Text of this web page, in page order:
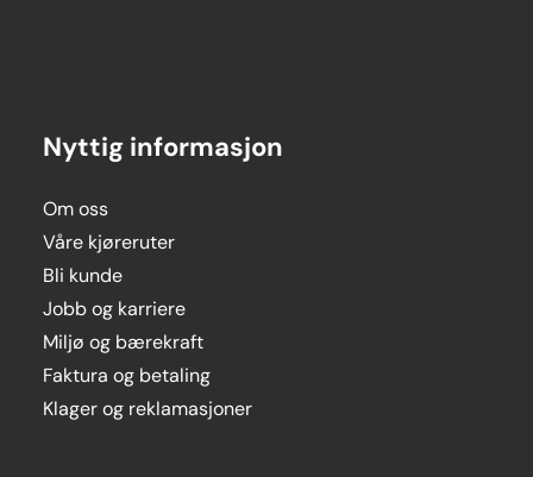
Nyttig informasjon
Om oss
Våre kjøreruter
Bli kunde
Jobb og karriere
Miljø og bærekraft
Faktura og betaling
Klager og reklamasjoner